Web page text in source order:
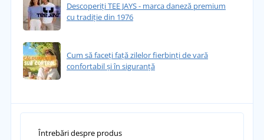
Descoperiți TEE JAYS - marca daneză premium
cu tradiție din 1976
Cum să faceți față zilelor fierbinți de vară
confortabil și în siguranță
Întrebări despre produs